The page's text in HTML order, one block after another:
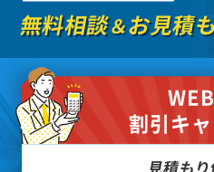
無料相談＆お見積
割引キ
見積も